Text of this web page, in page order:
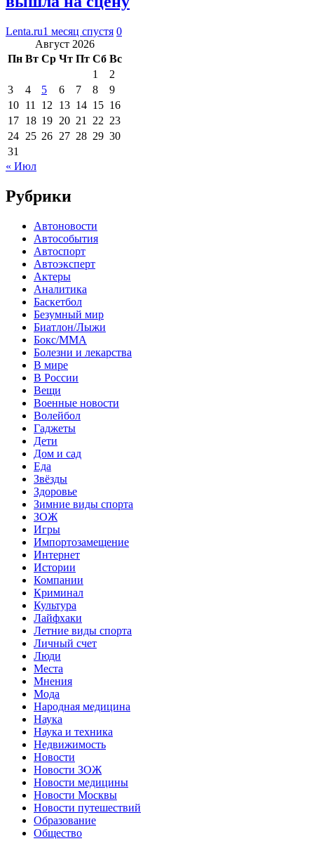
Lenta.ru1 месяц спустя 0
Август 2026
Пн Вт Ср Чт Пт Сб Вс
1
2
3
4 5 6 7 8
9
10 11 12 13 14 15 16
17 18 19 20 21 22 23
24 25 26 27 28 29 30
31
« Июл
Рубрики
Автоновости
Автособытия
Автоспорт
Автоэксперт
Актеры
Аналитика
Баскетбол
Безумный мир
Биатлон/Лыжи
Бокс/MMA
Болезни и лекарства
В мире
В России
Вещи
Военные новости
Волейбол
Гаджеты
Дети
Дом и сад
Еда
Звёзды
Здоровье
Зимние виды спорта
ЗОЖ
Игры
Импортозамещение
Интернет
Истории
Компании
Криминал
Культура
Лайфхаки
Летние виды спорта
Личный счет
Люди
Места
Мнения
Мода
Народная медицина
Наука
Наука и техника
Недвижимость
Новости
Новости ЗОЖ
Новости медицины
Новости Москвы
Новости путешествий
Образование
Общество